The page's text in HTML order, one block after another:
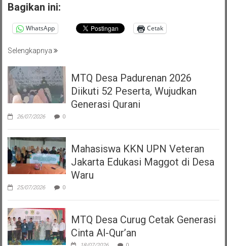
Bagikan ini:
WhatsApp Cetak
Selengkapnya
MTQ Desa Padurenan 2026
Diikuti 52 Peserta, Wujudkan
Generasi Qurani
26/07/2026 0
Mahasiswa KKN UPN Veteran
Jakarta Edukasi Maggot di Desa
Waru
25/07/2026 0
MTQ Desa Curug Cetak Generasi
Cinta Al-Qur’an